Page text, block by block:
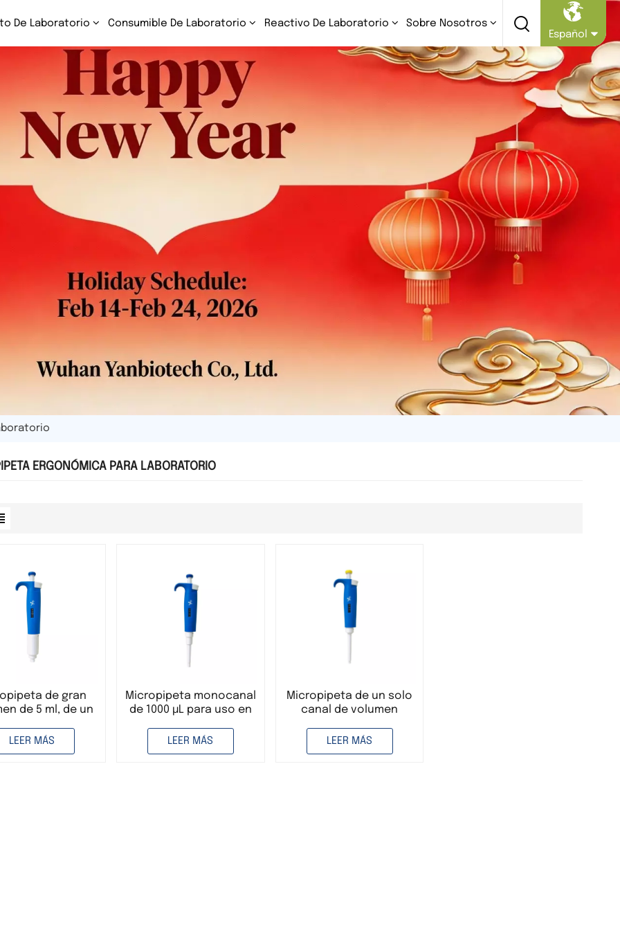
De Laboratorio Consumible De Laboratorio Reactivo De Laboratorio
Sobre Nosotros
Español
English
Русский
Español
ERGONÓMICA PARA LABORATORIO
de gran
de 5 ml, de un
con
ajustable.
LEER MÁS
Micropipeta monocanal
de 1000 µL para uso en
Micropipeta de
volumen ajustable.
LEER MÁS
Micropipeta de un solo
canal de volumen
uso en laboratorio
LEER MÁS